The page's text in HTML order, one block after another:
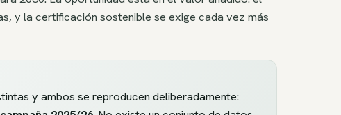
y la certificación sostenible se exige cada vez más
y ambos se reproducen deliberadamente: